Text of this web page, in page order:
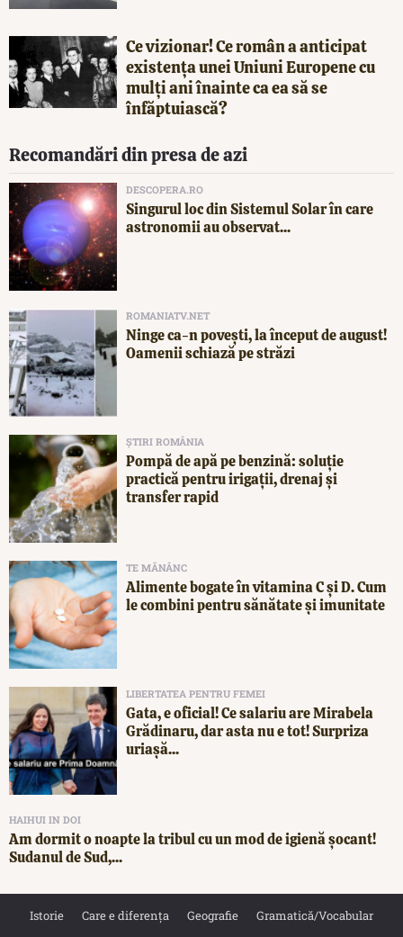
Ce vizionar! Ce român a anticipat
existența unei Uniuni Europene cu
mulți ani înainte ca ea să se
înfăptuiască?
Recomandări din presa de azi
DESCOPERA.RO
Singurul loc din Sistemul Solar în care
astronomii au observat...
ROMANIATV.NET
Ninge ca-n povești, la început de august!
Oamenii schiază pe străzi
ȘTIRI ROMÂNIA
Pompă de apă pe benzină: soluție
practică pentru irigații, drenaj și
transfer rapid
TE MĂNÂNC
Alimente bogate în vitamina C și D. Cum
le combini pentru sănătate și imunitate
LIBERTATEA PENTRU FEMEI
Gata, e oficial! Ce salariu are Mirabela
Grădinaru, dar asta nu e tot! Surpriza
uriașă...
HAIHUI IN DOI
Am dormit o noapte la tribul cu un mod de igienă șocant!
Sudanul de Sud,...
Istorie Care e diferența Geografie
Gramatică/Vocabular